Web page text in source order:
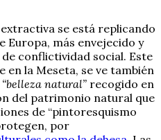
se está replicando
Europa, más envejecido y
conflictividad social. Este
en la Meseta, se ve también
“belleza natural” recogido en
del patrimonio natural que
de “pintoresquismo
por